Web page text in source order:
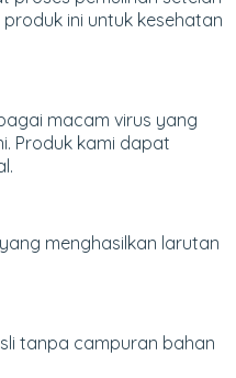
ini untuk kesehatan
macam virus yang
Produk kami dapat
menghasilkan larutan
tanpa campuran bahan